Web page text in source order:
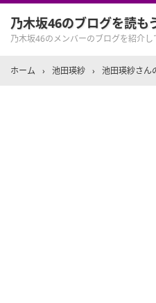
乃木坂46のブログを読も
乃木坂46のメンバーのブログを紹介し
ホーム › 池田瑛紗 › 池田瑛紗さん